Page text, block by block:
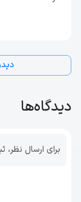
دیدگاه‌ها
برای ارسال نظر،